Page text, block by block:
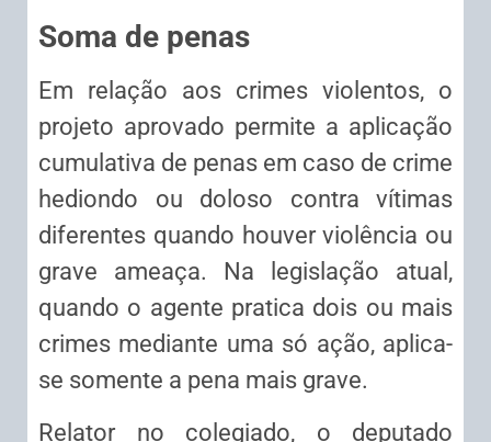
Soma de penas
Em relação aos crimes violentos, o
projeto aprovado permite a aplicação
cumulativa de penas em caso de crime
hediondo ou doloso contra vítimas
diferentes quando houver violência ou
grave ameaça. Na legislação atual,
quando o agente pratica dois ou mais
crimes mediante uma só ação, aplica-
se somente a pena mais grave.
Relator no colegiado, o deputado